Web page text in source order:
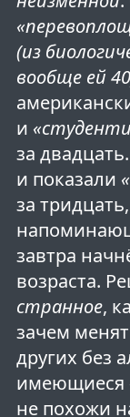
(из
вообще ей
и
за
и показали
за
завтра
возраста.
странное,
зачем
других без
имеющиеся
не похожи